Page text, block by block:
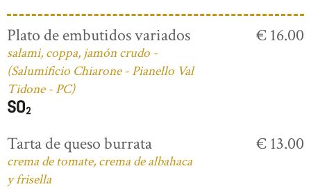
Plato de embutidos variados
salami, coppa, jamón crudo -
(Salumificio Chiarone - Pianello Val
Tidone - PC)
€ 16.00
Tarta de queso burrata
crema de tomate, crema de albahaca
y frisella
€ 13.00